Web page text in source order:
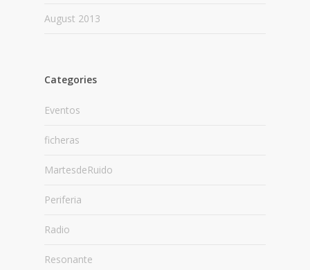
August 2013
Categories
Eventos
ficheras
MartesdeRuido
Periferia
Radio
Resonante